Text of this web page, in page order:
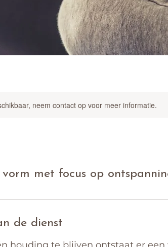
neem contact op voor meer informatie.
vorm met focus op
de dienst